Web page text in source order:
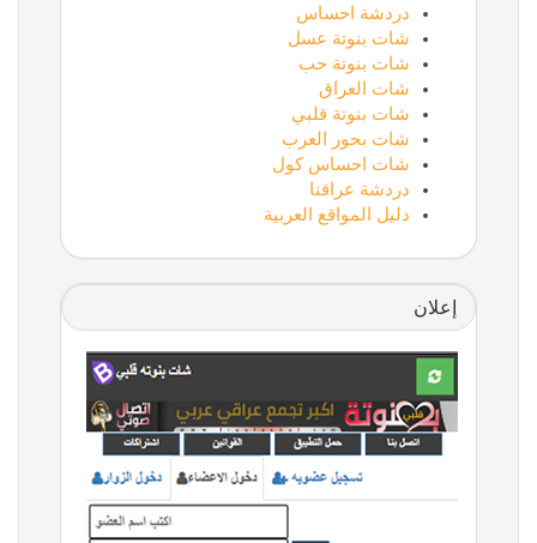
دردشة احساس
شات بنوتة عسل
شات بنوتة حب
شات العراق
شات بنوتة قلبي
شات بحور العرب
شات احساس كول
دردشة عراقنا
دليل المواقع العربية
إعلان